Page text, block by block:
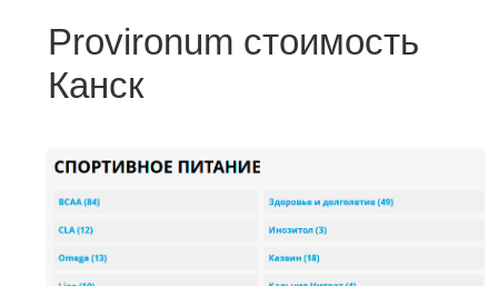
Provironum стоимость
Канск